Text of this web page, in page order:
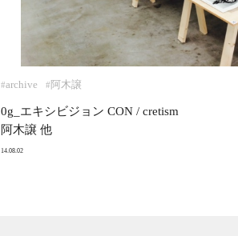
#archive # 阿木譲
0g_エキシビジョン CON / cretism
阿木譲 他
14.08.02